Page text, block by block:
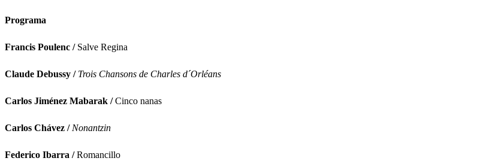
Programa
Francis Poulenc /Salve Regina
Claude Debussy / Trois Chansons de Charles d´Orléans
Carlos Jiménez Mabarak /Cinco nanas
Carlos Chávez /Nonantzin
Federico Ibarra /Romancillo